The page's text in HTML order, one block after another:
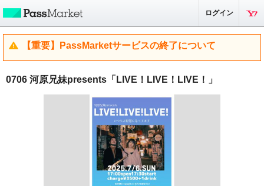
ログイン
【重要】PassMarketサービスの終了について
0706 河原兄妹presents「LIVE！LIVE！LIVE！」